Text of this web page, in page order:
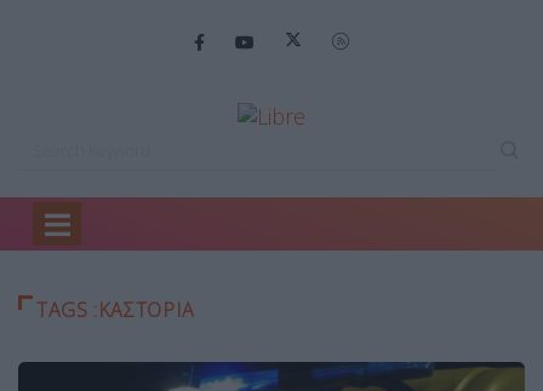
Home
TAGS :ΚΑΣΤΟΡΙΆ